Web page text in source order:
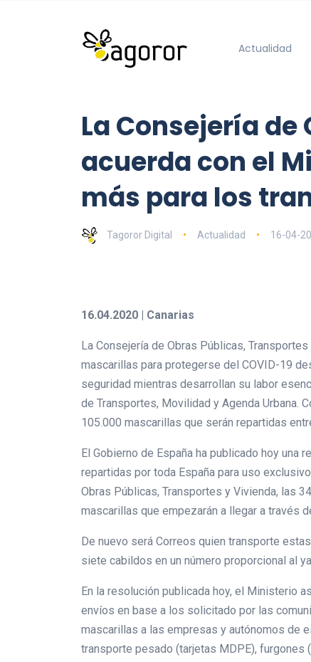
Actualidad
La Consejería
acuerda con el
más para los
Tagoror Digital Actualidad 16-04-
16.04.2020 | Canarias
La Consejería de Obras Públicas,
mascarillas para protegerse del COVID-19
seguridad mientras desarrollan su labor
de Transportes, Movilidad y Agenda Urbana.
105.000 mascarillas que serán repartidas
El Gobierno de España ha publicado hoy
repartidas por toda España para uso
Obras Públicas, Transportes y Vivienda, las
mascarillas que empezarán a llegar a través
De nuevo será Correos quien transporte
siete cabildos en un número proporcional al
En la resolución publicada hoy, el Ministerio
envíos en base a los solicitado por las
mascarillas a las empresas y autónomos de
transporte pesado (tarjetas MDPE), furgones